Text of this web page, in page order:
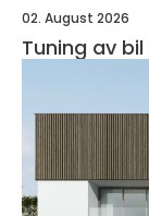
02. August 2026